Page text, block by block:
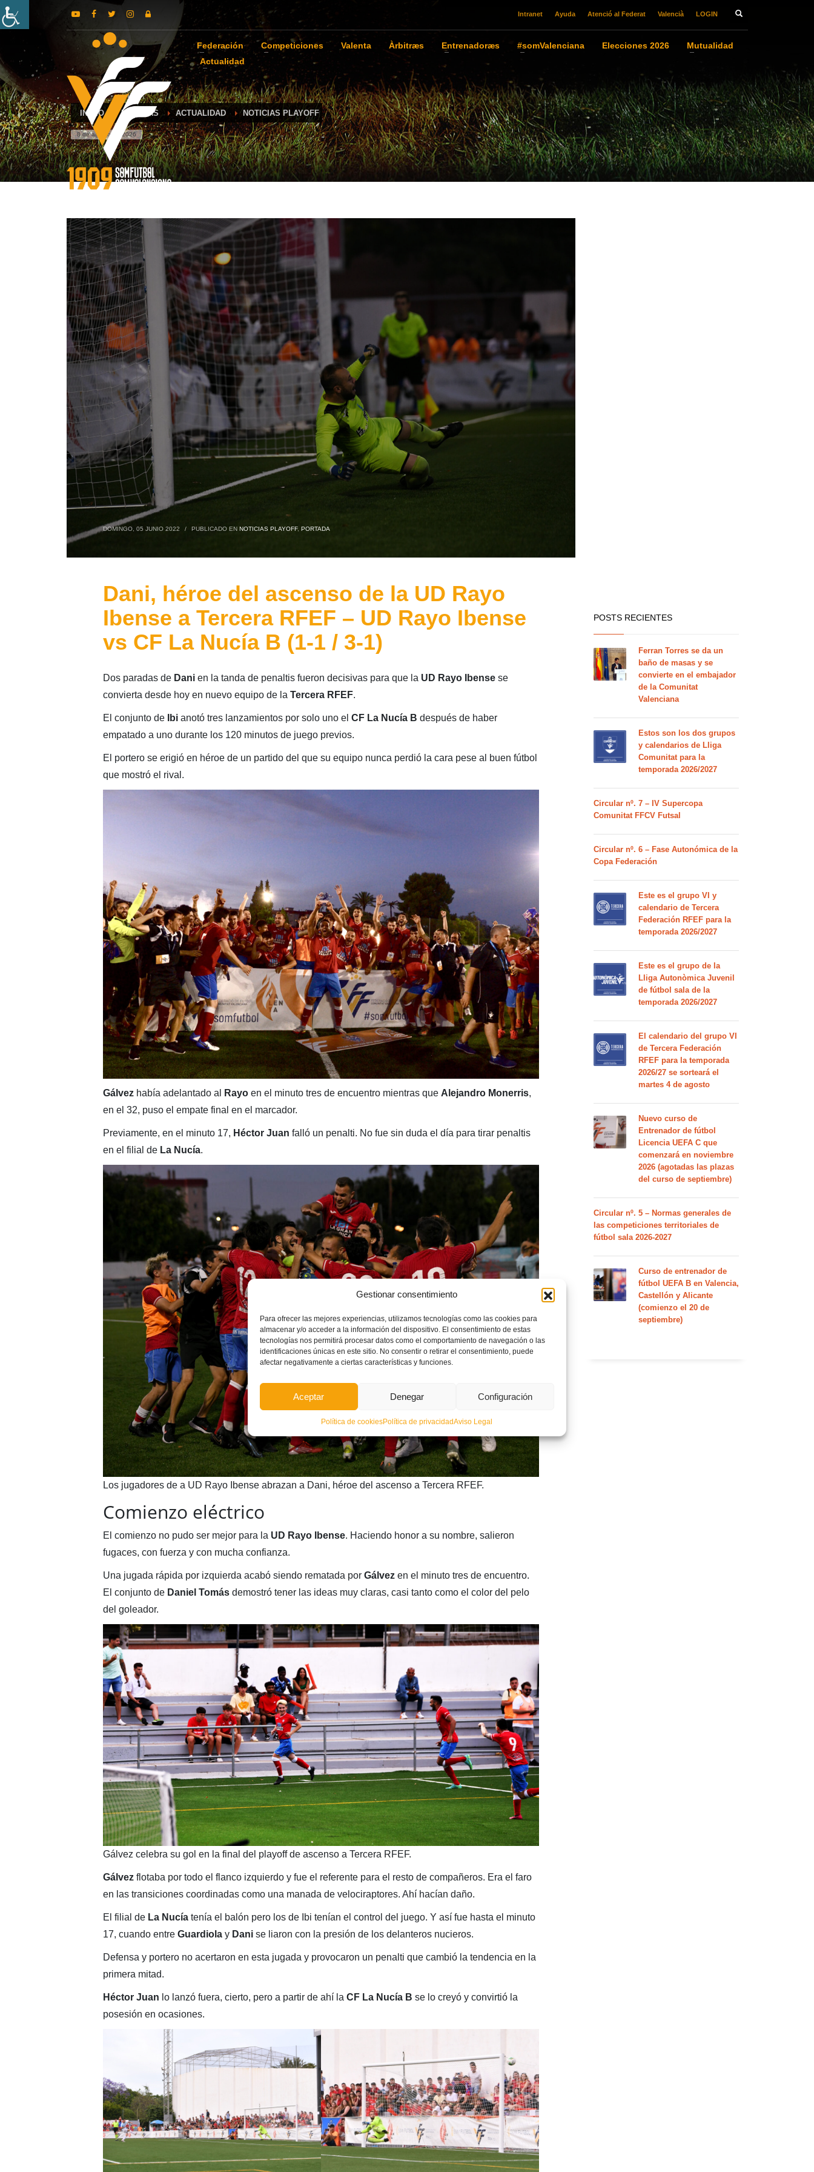
Gestionar consentimiento
Para ofrecer las mejores experiencias, utilizamos tecnologías como las cookies para
almacenar y/o acceder a la información del dispositivo. El consentimiento de estas
tecnologías nos permitirá procesar datos como el comportamiento de navegación o las
identificaciones únicas en este sitio. No consentir o retirar el consentimiento, puede
afectar negativamente a ciertas características y funciones.
Aceptar Denegar Configuración
Política de cookiesPolítica de privacidadAviso Legal
Intranet Ayuda Atenció al Federat Valencià LOGIN
Federación Competiciones Valenta Àrbitræs Entrenadoræs #somValenciana Elecciones 2026
Mutualidad
Actualidad
INICIO NOTICIAS ACTUALIDAD NOTICIAS PLAYOFF
8 de agosto de 2026
DOMINGO, 05 JUNIO 2022 / PUBLICADO EN NOTICIAS PLAYOFF, PORTADA
Dani, héroe del ascenso de la UD Rayo
Ibense a Tercera RFEF – UD Rayo Ibense
vs CF La Nucía B (1-1 / 3-1)
Dos paradas de Danien la tanda de penaltis fueron decisivas para que la UD Rayo Ibensese
convierta desde hoy en nuevo equipo de la Tercera RFEF.
El conjunto de Ibianotó tres lanzamientos por solo uno el CF La Nucía B después de haber
empatado a uno durante los 120 minutos de juego previos.
El portero se erigió en héroe de un partido del que su equipo nunca perdió la cara pese al buen fútbol
que mostró el rival.
Gálvezhabía adelantado al Rayoen el minuto tres de encuentro mientras que Alejandro Monerris,
en el 32, puso el empate final en el marcador.
Previamente, en el minuto 17, Héctor Juan falló un penalti. No fue sin duda el día para tirar penaltis
en el filial de La Nucía.
Los jugadores de a UD Rayo Ibense abrazan a Dani, héroe del ascenso a Tercera RFEF.
Comienzo eléctrico
El comienzo no pudo ser mejor para la UD Rayo Ibense. Haciendo honor a su nombre, salieron
fugaces, con fuerza y con mucha confianza.
Una jugada rápida por izquierda acabó siendo rematada por Gálvezen el minuto tres de encuentro.
El conjunto de Daniel Tomásdemostró tener las ideas muy claras, casi tanto como el color del pelo
del goleador.
Gálvez celebra su gol en la final del playoff de ascenso a Tercera RFEF.
Gálvezflotaba por todo el flanco izquierdo y fue el referente para el resto de compañeros. Era el faro
en las transiciones coordinadas como una manada de velociraptores. Ahí hacían daño.
El filial deLa Nucía tenía el balón pero los de Ibi tenían el control del juego. Y así fue hasta el minuto
17, cuando entre Guardiolay Danise liaron con la presión de los delanteros nucieros.
Defensa y portero no acertaron en esta jugada y provocaron un penalti que cambió la tendencia en la
primera mitad.
Héctor Juan lo lanzó fuera, cierto, pero a partir de ahí la CF La Nucía B se lo creyó y convirtió la
posesión en ocasiones.
POSTS RECIENTES
Ferran Torres se da un
baño de masas y se
convierte en el embajador
de la Comunitat
Valenciana
Estos son los dos grupos
y calendarios de Lliga
Comunitat para la
temporada 2026/2027
Circular nº. 7 – IV Supercopa
Comunitat FFCV Futsal
Circular nº. 6 – Fase Autonómica de la
Copa Federación
Este es el grupo VI y
calendario de Tercera
Federación RFEF para la
temporada 2026/2027
Este es el grupo de la
Lliga Autonòmica Juvenil
de fútbol sala de la
temporada 2026/2027
El calendario del grupo VI
de Tercera Federación
RFEF para la temporada
2026/27 se sorteará el
martes 4 de agosto
Nuevo curso de
Entrenador de fútbol
Licencia UEFA C que
comenzará en noviembre
2026 (agotadas las plazas
del curso de septiembre)
Circular nº. 5 – Normas generales de
las competiciones territoriales de
fútbol sala 2026-2027
Curso de entrenador de
fútbol UEFA B en Valencia,
Castellón y Alicante
(comienzo el 20 de
septiembre)